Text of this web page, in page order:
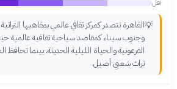
أقل
💡القاهرة تتصدر كمركز ثقافي عالمي بمقاهيها التراثية
وجنوب سيناء كمقاصد سياحية ثقافية عالمية
الفرعونية والحياة الليلية الحديثة، بينما
تراث شعبي أصيل.